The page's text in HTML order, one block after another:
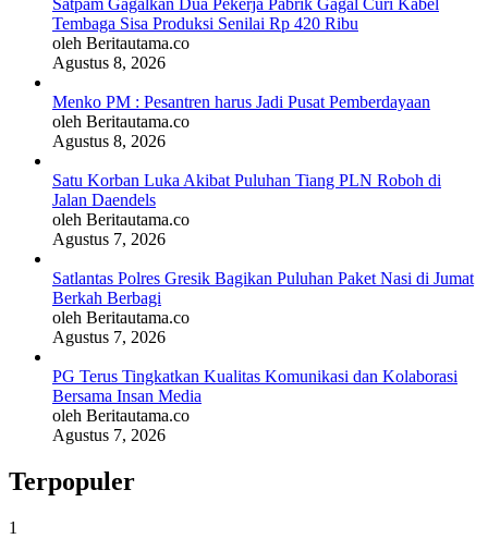
Satpam Gagalkan Dua Pekerja Pabrik Gagal Curi Kabel
Tembaga Sisa Produksi Senilai Rp 420 Ribu
oleh Beritautama.co
Agustus 8, 2026
Menko PM : Pesantren harus Jadi Pusat Pemberdayaan
oleh Beritautama.co
Agustus 8, 2026
Satu Korban Luka Akibat Puluhan Tiang PLN Roboh di
Jalan Daendels
oleh Beritautama.co
Agustus 7, 2026
Satlantas Polres Gresik Bagikan Puluhan Paket Nasi di Jumat
Berkah Berbagi
oleh Beritautama.co
Agustus 7, 2026
PG Terus Tingkatkan Kualitas Komunikasi dan Kolaborasi
Bersama Insan Media
oleh Beritautama.co
Agustus 7, 2026
Terpopuler
1